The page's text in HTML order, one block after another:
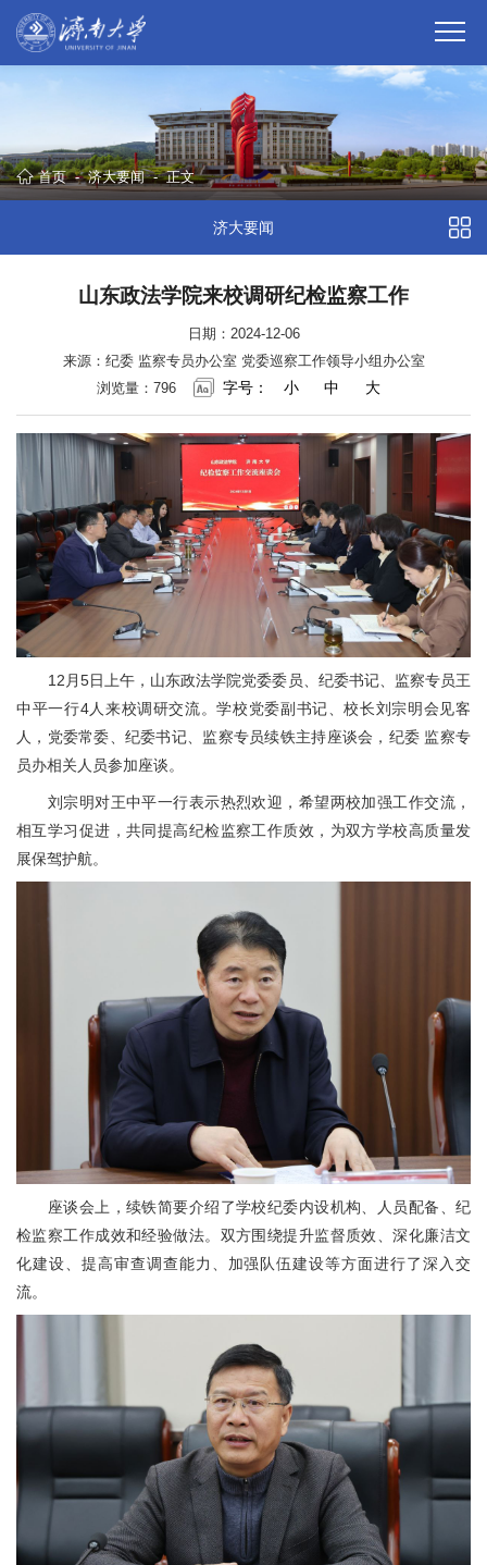
首页 - 济大要闻 - 正文
济大要闻
山东政法学院来校调研纪检监察工作
日期：2024-12-06
来源：纪委 监察专员办公室 党委巡察工作领导小组办公室
浏览量： 796 字号： 小 中 大
12月5日上午，山东政法学院党委委员、纪委书记、监察专员王
中平一行4人来校调研交流。学校党委副书记、校长刘宗明会见客
人，党委常委、纪委书记、监察专员续铁主持座谈会，纪委 监察专
员办相关人员参加座谈。
刘宗明对王中平一行表示热烈欢迎，希望两校加强工作交流，
相互学习促进，共同提高纪检监察工作质效，为双方学校高质量发
展保驾护航。
座谈会上，续铁简要介绍了学校纪委内设机构、人员配备、纪
检监察工作成效和经验做法。双方围绕提升监督质效、深化廉洁文
化建设、提高审查调查能力、加强队伍建设等方面进行了深入交
流。